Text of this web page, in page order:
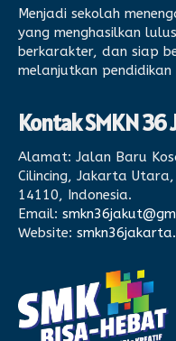
Menjadi sekolah
yang menghasilkan
berkarakter, dan siap
melanjutkan pendidikan
Kontak SMKN 36
Alamat: Jalan Baru
Cilincing, Jakarta
14110, Indonesia.
Email:
Website: